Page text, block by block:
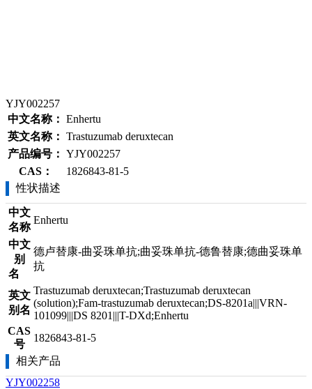
YJY002257
中文名称： Enhertu
英文名称： Trastuzumab deruxtecan
产品编号： YJY002257
CAS：
1826843-81-5
性状描述
中文
名称
Enhertu
中文
别
名
德卢替康-曲妥珠单抗;曲妥珠单抗-德鲁替康;德曲妥珠单
抗
英文
别名
Trastuzumab deruxtecan;Trastuzumab deruxtecan
(solution);Fam-trastuzumab deruxtecan;DS-8201a|||VRN-
101099|||DS 8201|||T-DXd;Enhertu
CAS
号
1826843-81-5
相关产品
YJY002258